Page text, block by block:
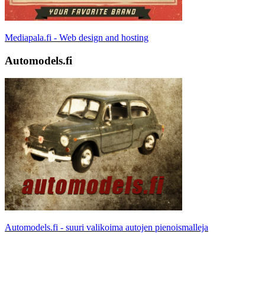
Mediapala.fi - Web design and hosting
Automodels.fi
Automodels.fi - suuri valikoima autojen pienoismalleja